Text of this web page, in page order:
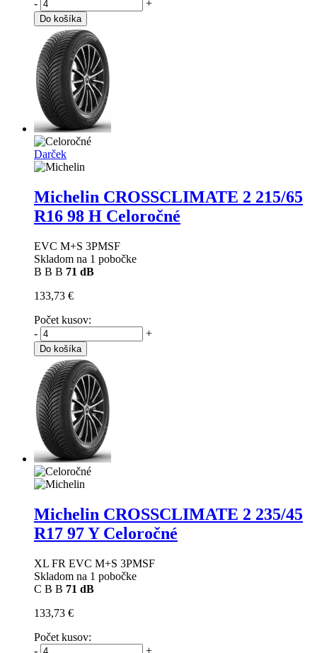
-
+
Do košíka
Darček
Michelin CROSSCLIMATE 2 215/65
R16 98 H Celoročné
EVC M+S 3PMSF
Skladom na 1 pobočke
B B B 71 dB
133,73 €
Počet kusov:
-
+
Do košíka
Michelin CROSSCLIMATE 2 235/45
R17 97 Y Celoročné
XL FR EVC M+S 3PMSF
Skladom na 1 pobočke
C B B 71 dB
133,73 €
Počet kusov:
-
+